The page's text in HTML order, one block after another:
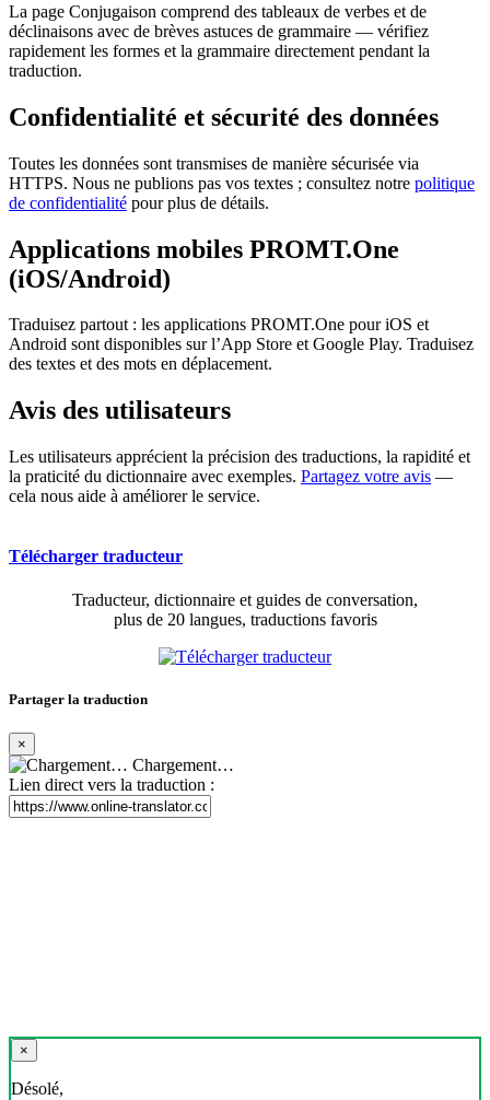
La page Conjugaison comprend des tableaux de verbes et de
déclinaisons avec de brèves astuces de grammaire — vérifiez
rapidement les formes et la grammaire directement pendant la
traduction.
Confidentialité et sécurité des données
Toutes les données sont transmises de manière sécurisée via
HTTPS. Nous ne publions pas vos textes ; consultez notre politique
de confidentialité pour plus de détails.
Applications mobiles PROMT.One
(iOS/Android)
Traduisez partout : les applications PROMT.One pour iOS et
Android sont disponibles sur l’App Store et Google Play. Traduisez
des textes et des mots en déplacement.
Avis des utilisateurs
Les utilisateurs apprécient la précision des traductions, la rapidité et
la praticité du dictionnaire avec exemples. Partagez votre avis —
cela nous aide à améliorer le service.
Télécharger traducteur
Traducteur, dictionnaire et guides de conversation,
plus de 20 langues, traductions favoris
Partager la traduction
×
Chargement…
Lien direct vers la traduction :
×
Désolé,